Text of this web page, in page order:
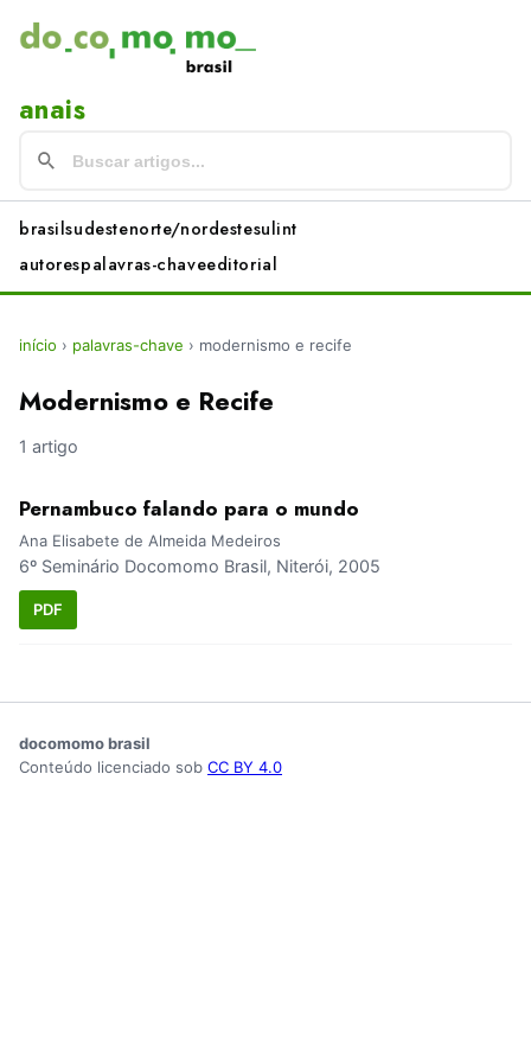
anais
brasilsudestenorte/nordestesulint
autorespalavras-chaveeditorial
início › palavras-chave › modernismo e recife
Modernismo e Recife
1 artigo
Pernambuco falando para o mundo
Ana Elisabete de Almeida Medeiros
6º Seminário Docomomo Brasil, Niterói, 2005
PDF
docomomo brasil
Conteúdo licenciado sob CC BY 4.0